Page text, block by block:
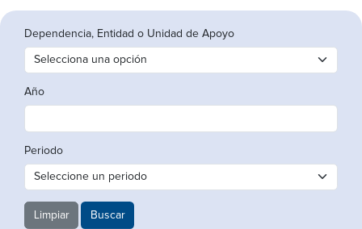
Dependencia, Entidad o Unidad de Apoyo
Año
Periodo
Limpiar Buscar